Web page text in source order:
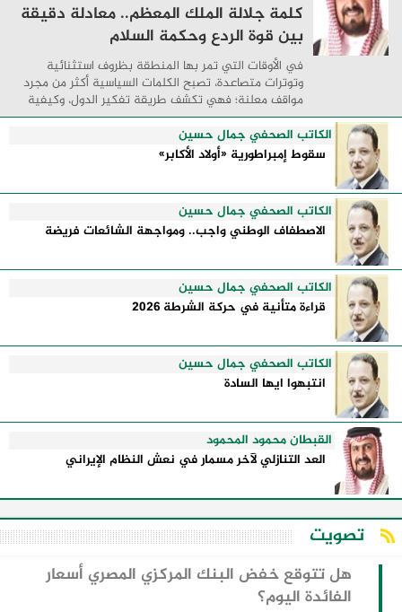
كلمة جلالة الملك المعظم.. معادلة دقيقة
بين قوة الردع وحكمة السلام
في الأوقات التي تمر بها المنطقة بظروف استثنائية
وتوترات متصاعدة، تصبح الكلمات السياسية أكثر من مجرد
مواقف معلنة؛ فهي تكشف طريقة تفكير الدول، وكيفية
إدارتها للأزمات، والحدود التي تفصل بين القوة ...
الكاتب الصحفي جمال حسين
سقوط إمبراطورية «أولاد الأكابر»
الكاتب الصحفي جمال حسين
الاصطفاف الوطني واجب.. ومواجهة الشائعات فريضة
الكاتب الصحفي جمال حسين
قراءة متأنية في حركة الشرطة 2026
الكاتب الصحفي جمال حسين
انتبهوا ايها السادة
القبطان محمود المحمود
العد التنازلي لآخر مسمار في نعش النظام الإيراني
تصويت
هل تتوقع خفض البنك المركزي المصري أسعار
الفائدة اليوم؟